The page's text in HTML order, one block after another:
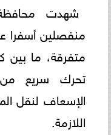
شهدت محافظة
متفرقة، ما
تحرك سريع من
الإسعاف لنقل
اللازمة.